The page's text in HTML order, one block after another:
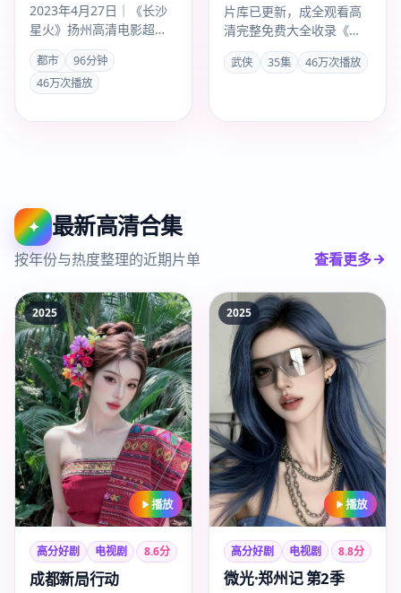
2023年4月27日｜《长沙
星火》扬州高清电影超清
上线。赵冬苓以都市手法
叙事，任嘉伦、赵丽颖演
技…
都市
96分钟
46万次播放
片库已更新，成全观看高
清完整免费大全收录《海
口风云重逢 第2季》，中
国大陆武侠高清完整剧，
武侠 35集 46万次播放
✦ 最新高清合集
按年份与热度整理的近期片单 查看更多
2025
播放
高分好剧 电视剧 8.6分
成都新局行动
2025
播放
高分好剧 电视剧 8.8分
微光·郑州记 第2季